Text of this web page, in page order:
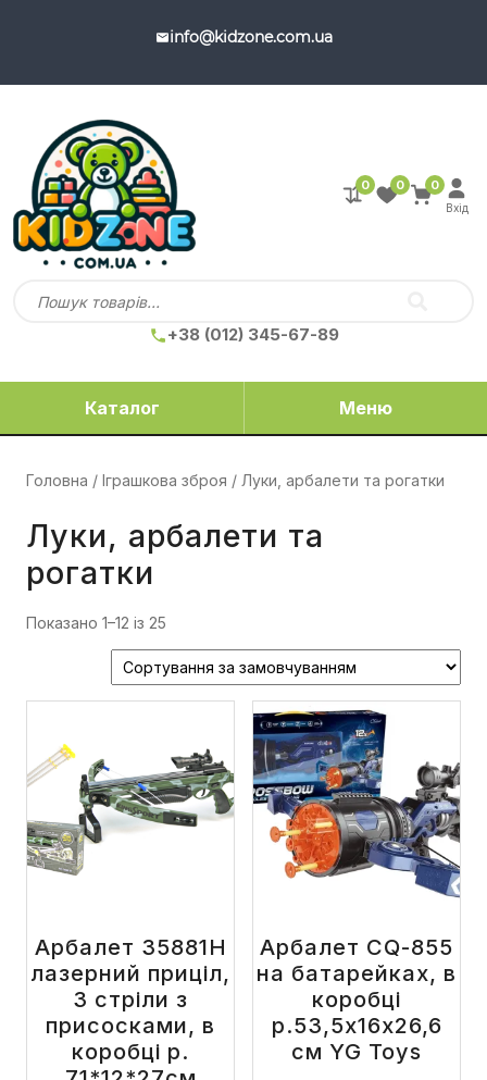
info@kidzone.com.ua
+38 (012) 345-67-89
0 0 0
Вхід
Каталог Меню
Головна / Іграшкова зброя / Луки, арбалети та рогатки
Луки, арбалети та
рогатки
Показано 1–12 із 25
Арбалет 35881H
лазерний приціл,
3 стріли з
присосками, в
коробці р.
Арбалет CQ-855
на батарейках, в
коробці
р.53,5x16x26,6
см YG Toys